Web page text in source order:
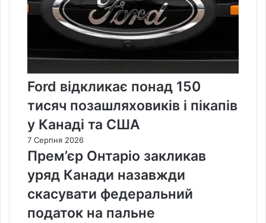
Ford відкликає понад 150
тисяч позашляховиків і пікапів
у Канаді та США
7 Серпня 2026
Прем’єр Онтаріо закликав
уряд Канади назавжди
скасувати федеральний
податок на пальне